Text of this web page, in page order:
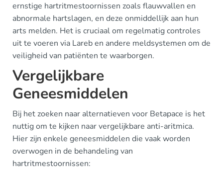
ernstige hartritmestoornissen zoals flauwvallen en
abnormale hartslagen, en deze onmiddellijk aan hun
arts melden. Het is cruciaal om regelmatig controles
uit te voeren via Lareb en andere meldsystemen om de
veiligheid van patiënten te waarborgen.
Vergelijkbare
Geneesmiddelen
Bij het zoeken naar alternatieven voor Betapace is het
nuttig om te kijken naar vergelijkbare anti-aritmica.
Hier zijn enkele geneesmiddelen die vaak worden
overwogen in de behandeling van
hartritmestoornissen: